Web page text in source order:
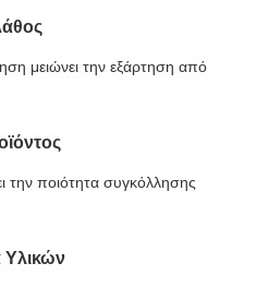
μειώνει την εξάρτηση από
την ποιότητα συγκόλλησης